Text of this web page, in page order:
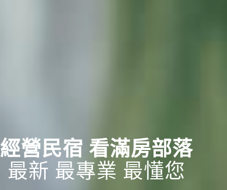
經營民宿 看滿房部落
最新 最專業 最懂您